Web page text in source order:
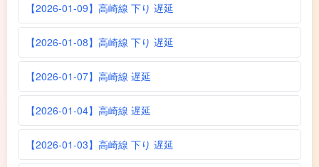
【2026-01-09】高崎線 下り 遅延
【2026-01-08】高崎線 下り 遅延
【2026-01-07】高崎線 遅延
【2026-01-04】高崎線 遅延
【2026-01-03】高崎線 下り 遅延